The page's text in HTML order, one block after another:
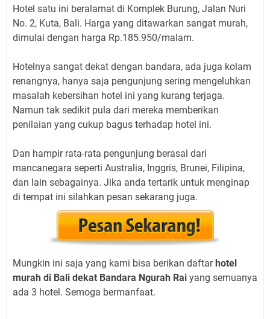
Hotel satu ini beralamat di Komplek Burung, Jalan Nuri
No. 2, Kuta, Bali. Harga yang ditawarkan sangat murah,
dimulai dengan harga Rp.185.950/malam.
Hotelnya sangat dekat dengan bandara, ada juga kolam
renangnya, hanya saja pengunjung sering mengeluhkan
masalah kebersihan hotel ini yang kurang terjaga.
Namun tak sedikit pula dari mereka memberikan
penilaian yang cukup bagus terhadap hotel ini.
Dan hampir rata-rata pengunjung berasal dari
mancanegara seperti Australia, Inggris, Brunei, Filipina,
dan lain sebagainya. Jika anda tertarik untuk menginap
di tempat ini silahkan pesan sekarang juga.
Mungkin ini saja yang kami bisa berikan daftarhotel
murah di Bali dekat Bandara Ngurah Rai yang semuanya
ada 3 hotel. Semoga bermanfaat.